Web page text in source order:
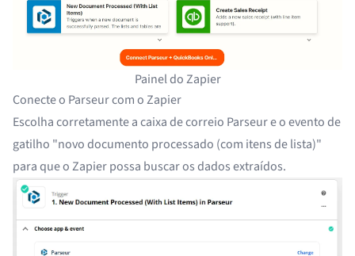
Painel do Zapier
Conecte o Parseur com o Zapier
Escolha corretamente a caixa de correio Parseur e o evento de
gatilho "novo documento processado (com itens de lista)"
para que o Zapier possa buscar os dados extraídos.